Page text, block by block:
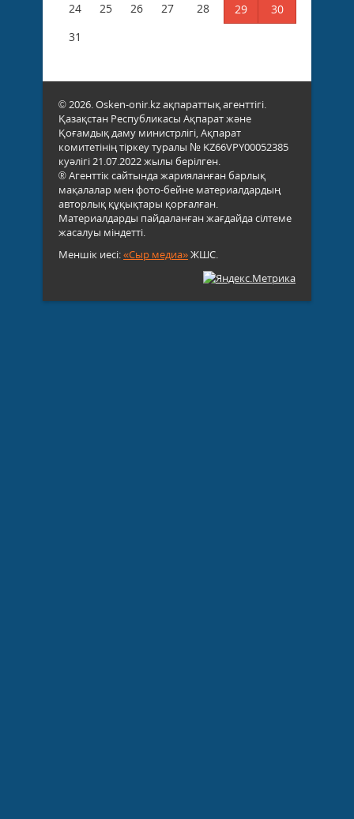
24
25 26 27 28 29
30
31
© 2026. Osken-onir.kz ақпараттық агенттігі.
Қазақстан Республикасы Ақпарат және
Қоғамдық даму министрлігі, Ақпарат
комитетінің тіркеу туралы № KZ66VPY00052385
куәлігі 21.07.2022 жылы берілген.
® Агенттік сайтында жарияланған барлық
мақалалар мен фото-бейне материалдардың
авторлық құқықтары қорғалған.
Материалдарды пайдаланған жағдайда сілтеме
жасалуы міндетті.
Меншік иесі:«Сыр медиа»ЖШС.